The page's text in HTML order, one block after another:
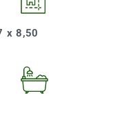
x 8,50